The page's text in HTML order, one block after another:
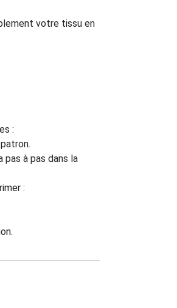
votre tissu en
:
pas à pas dans la
: